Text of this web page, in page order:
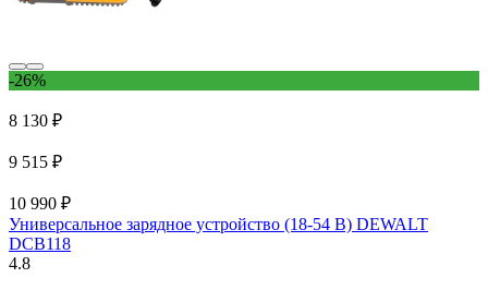
-26%
8 130 ₽
9 515 ₽
10 990 ₽
Универсальное зарядное устройство (18-54 В) DEWALT
DCB118
4.8